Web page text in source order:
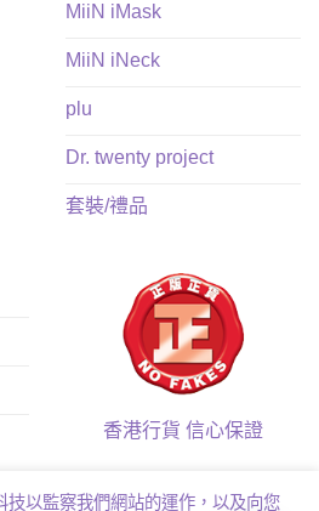
MiiN iMask
MiiN iNeck
plu
Dr. twenty project
套裝/禮品
香港行貨 信心保證
技以監察我們網站的運作，以及向您